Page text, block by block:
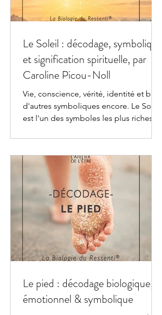
Le Soleil : décodage, symbolique
et signification spirituelle, par
Caroline Picou-Noll
Vie, conscience, vérité, identité et bien
d'autres symboliques encore. Le Soleil
est l'un des symboles les plus riches et
sont nombreuses et se retrouvent dans
la plupart des civilisations. Quelles
sont ces symboliques et d'où
viennent-elles ? Décodage,
symbolique & signification spirituelle
du soleil Dans un travail de décodage,
les symboles ne sont ni arbitraires ni
plaqués : ils prennent naissance d
Le pied : décodage biologique,
émotionnel & symbolique